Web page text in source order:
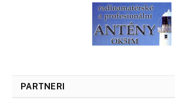
PARTNERI